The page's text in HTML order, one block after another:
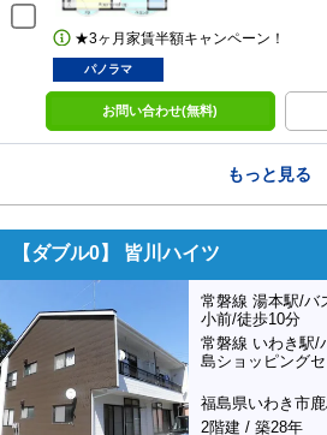
★3ヶ月家賃半額キャンペーン！
パノラマ
お問い合わせ(無料)
もっと見る
【ダブル0】 皆川ハイツ
常磐線 湯本駅/バ
小前/徒歩10分
常磐線 いわき駅/
島ショッピング
福島県いわき市
2階建 / 築28年